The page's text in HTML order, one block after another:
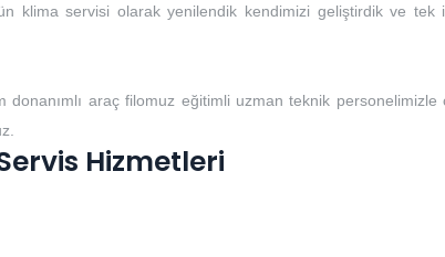
klima servisi olarak yenilendik kendimizi geliştirdik ve
donanımlı araç filomuz eğitimli uzman teknik personelimizle
Hizmetleri